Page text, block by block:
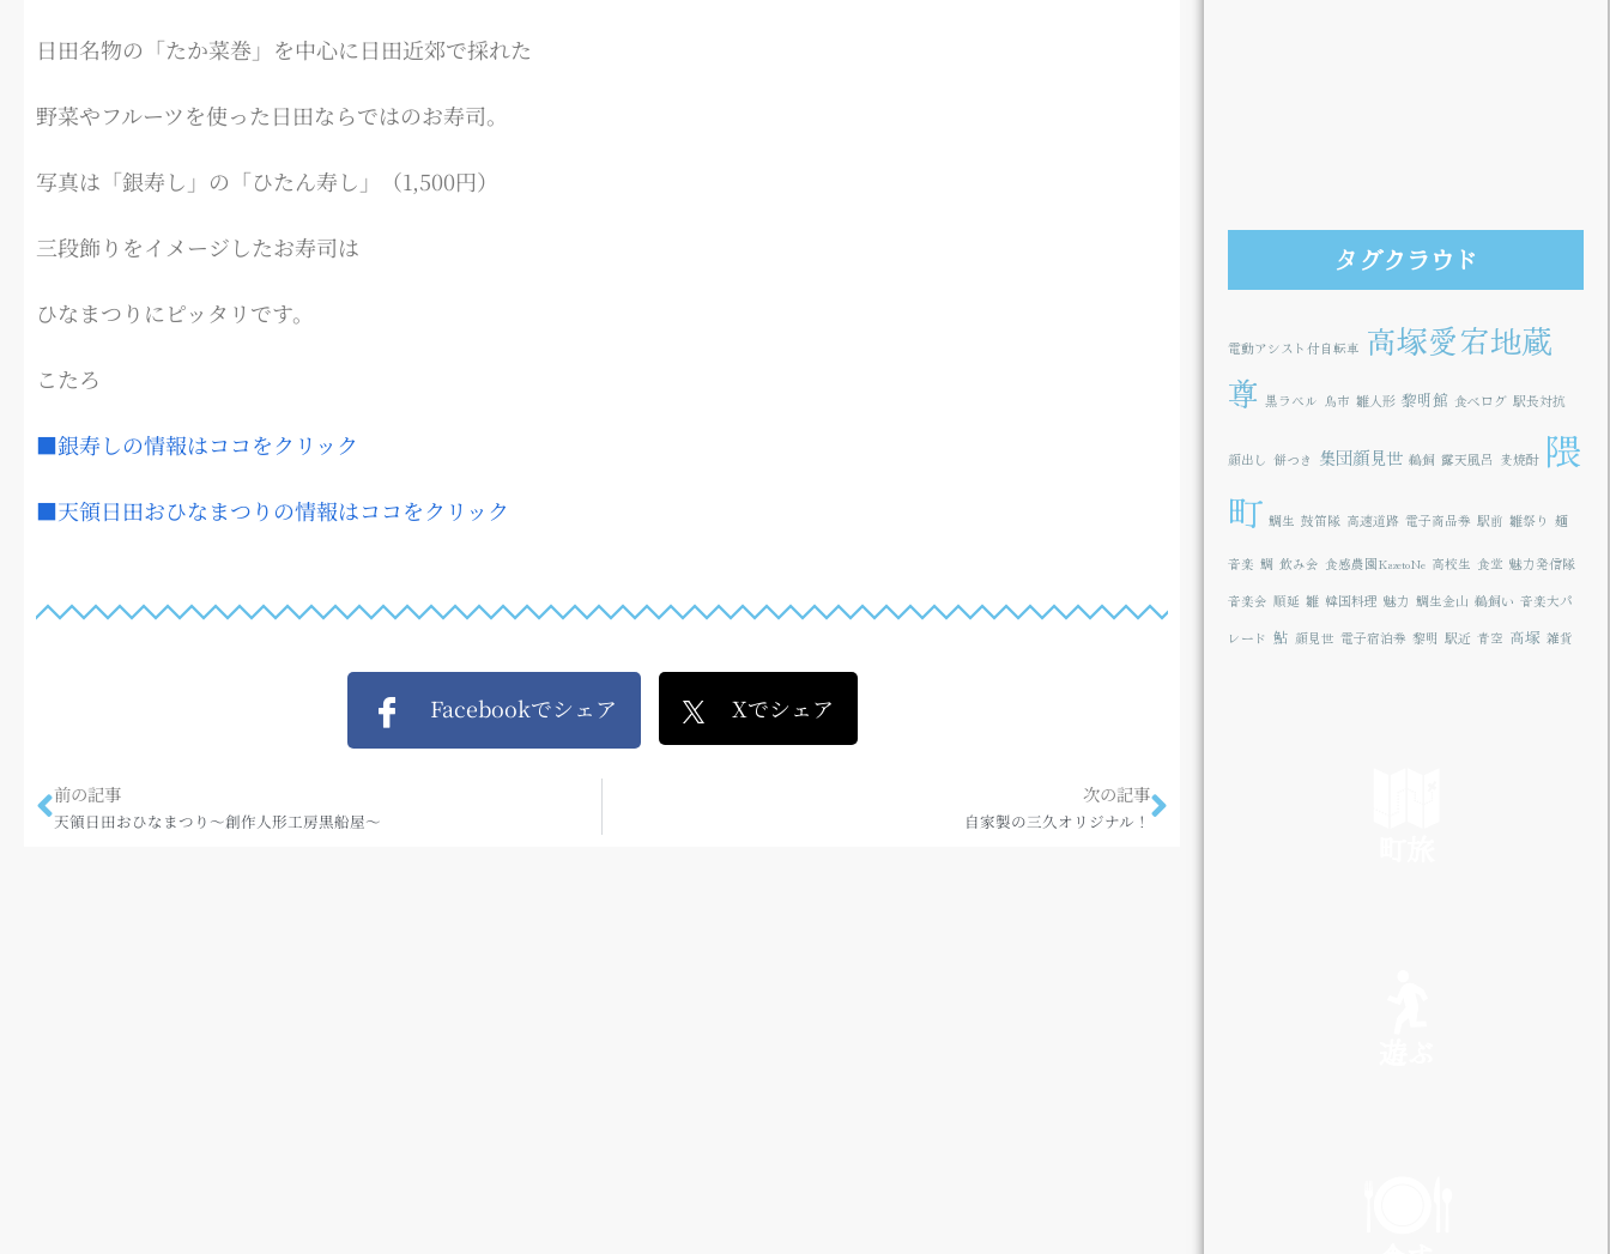
日田名物の「たか菜巻」を中心に日田近郊で採れた
野菜やフルーツを使った日田ならではのお寿司。
写真は「銀寿し」の「ひたん寿し」（1,500円）
三段飾りをイメージしたお寿司は
ひなまつりにピッタリです。
こたろ
■銀寿しの情報はココをクリック
■天領日田おひなまつりの情報はココをクリック
Facebookでシェア Xでシェア
前の記事
天領日田おひなまつり～創作人形工房黒船屋～
次の記事
自家製の三久オリジナル！
タグクラウド
電動アシスト付自転車 高塚愛宕地蔵
尊 黒ラベル 鳥市 雛人形 黎明館 食べログ 駅長対抗
顔出し 餅つき 集団顔見世 鵜飼 露天風呂 麦焼酎 隈
町 鯛生 鼓笛隊 高速道路 電子商品券 駅前 雛祭り 麺
音楽 鯛 飲み会 食感農園KazetoNe 高校生 食堂 魅力発信隊
音楽会 順延 雛 韓国料理 魅力 鯛生金山 鵜飼い 音楽大パ
レード 鮎 顔見世 電子宿泊券 黎明 駅近 青空 高塚 雑貨